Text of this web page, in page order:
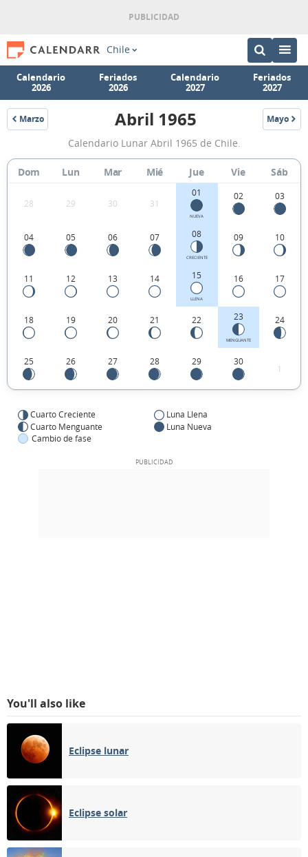
Chile
Calendario
2026
Feriados
2026
Calendario
2027
Feriados
2027
Marzo
1965
Calendario
Lunar
Abril
Chile.
Abril 1965 Mayo
1965
Calendario Lunar Abril 1965 de Chile.
Dom Lun Mar Mié Jue Vie Sáb
28 29 30 31
01
NUEVA
02 03
04 05 06 07 08
CRECIENTE
09 10
11 12 13 14 15
LLENA
16 17
18 19 20 21 22 23
MENGUANTE
24
25 26 27 28 29 30
1
Cuarto Creciente
Luna Llena
Cuarto Menguante
Luna Nueva
Cambio de fase
You'll also like
Eclipse lunar
Eclipse solar